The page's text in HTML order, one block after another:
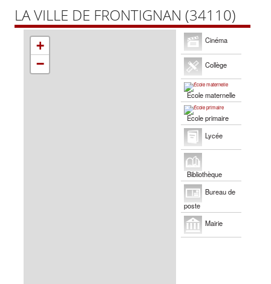
LA VILLE DE FRONTIGNAN (34110)
+
−
Cinéma
Collège
École maternelle
École primaire
Lycée
Bibliothèque
Bureau de
poste
Mairie